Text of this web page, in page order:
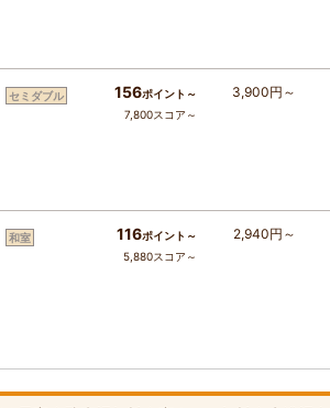
セミダブル 156ポイント～
7,800スコア～
3,900円～
和室 116ポイント～
5,880スコア～
2,940円～